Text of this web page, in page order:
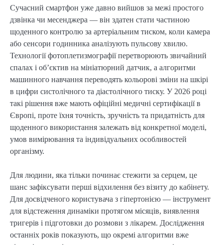
Сучасний смартфон уже давно вийшов за межі простого
дзвінка чи месенджера — він здатен стати частиною
щоденного контролю за артеріальним тиском, коли камера
або сенсори годинника аналізують пульсову хвилю.
Технології фотоплетизмографії перетворюють звичайний
спалах і об’єктив на мініатюрний датчик, а алгоритми
машинного навчання переводять кольорові зміни на шкірі
в цифри систолічного та діастолічного тиску. У 2026 році
такі рішення вже мають офіційні медичні сертифікації в
Європі, проте їхня точність, зручність та придатність для
щоденного використання залежать від конкретної моделі,
умов вимірювання та індивідуальних особливостей
організму.
Для людини, яка тільки починає стежити за серцем, це
шанс зафіксувати перші відхилення без візиту до кабінету.
Для досвідченого користувача з гіпертонією — інструмент
для відстеження динаміки протягом місяців, виявлення
тригерів і підготовки до розмови з лікарем. Дослідження
останніх років показують, що окремі алгоритми вже